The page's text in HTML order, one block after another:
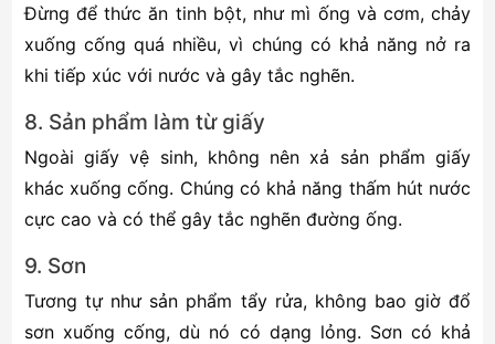
Đừng để thức ăn tinh bột, như mì ống và cơm, chảy
xuống cống quá nhiều, vì chúng có khả năng nở ra
khi tiếp xúc với nước và gây tắc nghẽn.
8. Sản phẩm làm từ giấy
Ngoài giấy vệ sinh, không nên xả sản phẩm giấy
khác xuống cống. Chúng có khả năng thấm hút nước
cực cao và có thể gây tắc nghẽn đường ống.
9. Sơn
Tương tự như sản phẩm tẩy rửa, không bao giờ đổ
sơn xuống cống, dù nó có dạng lỏng. Sơn có khả